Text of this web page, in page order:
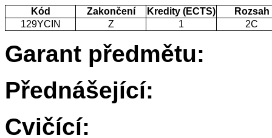
Kód Zakončení Kredity (ECTS)
Rozsah
129YCIN
Z 1 2C
Garant předmětu:
Přednášející:
Cvičící: